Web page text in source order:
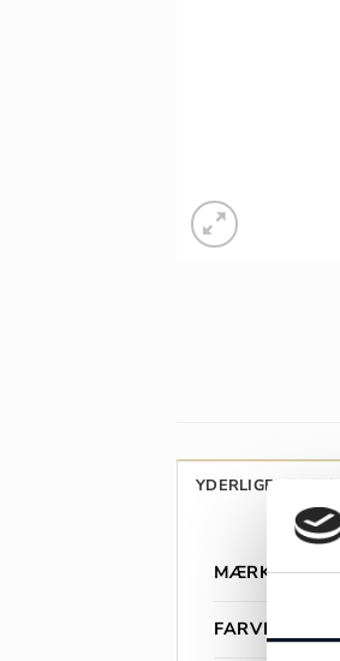
YDERLIGERE
MÆRKE
FARVE